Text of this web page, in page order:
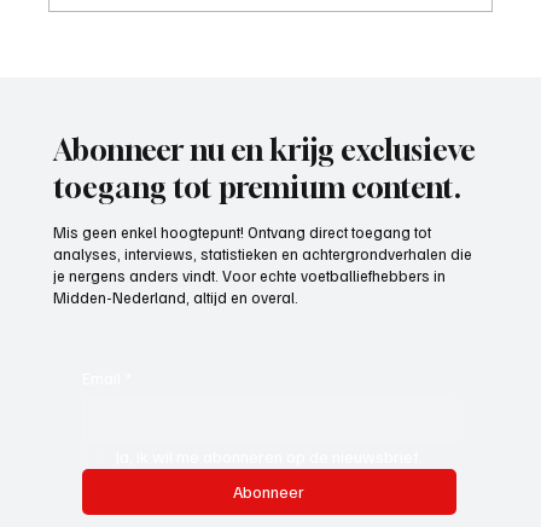
Abonneer nu en krijg exclusieve
toegang tot premium content.
Mis geen enkel hoogtepunt! Ontvang direct toegang tot
analyses, interviews, statistieken en achtergrondverhalen die
je nergens anders vindt. Voor echte voetballiefhebbers in
Midden-Nederland, altijd en overal.
Abonneer